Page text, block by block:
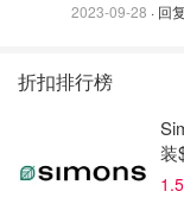
2023-09-28 · 回复
折扣排行榜
装